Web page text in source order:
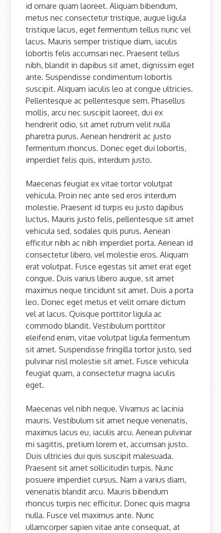
id ornare quam laoreet. Aliquam bibendum,
metus nec consectetur tristique, augue ligula
tristique lacus, eget fermentum tellus nunc vel
lacus. Mauris semper tristique diam, iaculis
lobortis felis accumsan nec. Praesent tellus
nibh, blandit in dapibus sit amet, dignissim eget
ante. Suspendisse condimentum lobortis
suscipit. Aliquam iaculis leo at congue ultricies.
Pellentesque ac pellentesque sem. Phasellus
mollis, arcu nec suscipit laoreet, dui ex
hendrerit odio, sit amet rutrum velit nulla
pharetra purus. Aenean hendrerit ac justo
fermentum rhoncus. Donec eget dui lobortis,
imperdiet felis quis, interdum justo.
Maecenas feugiat ex vitae tortor volutpat
vehicula. Proin nec ante sed eros interdum
molestie. Praesent id turpis eu justo dapibus
luctus. Mauris justo felis, pellentesque sit amet
vehicula sed, sodales quis purus. Aenean
efficitur nibh ac nibh imperdiet porta. Aenean id
consectetur libero, vel molestie eros. Aliquam
erat volutpat. Fusce egestas sit amet erat eget
congue. Duis varius libero augue, sit amet
maximus neque tincidunt sit amet. Duis a porta
leo. Donec eget metus et velit ornare dictum
vel at lacus. Quisque porttitor ligula ac
commodo blandit. Vestibulum porttitor
eleifend enim, vitae volutpat ligula fermentum
sit amet. Suspendisse fringilla tortor justo, sed
pulvinar nisl molestie sit amet. Fusce vehicula
feugiat quam, a consectetur magna iaculis
eget.
Maecenas vel nibh neque. Vivamus ac lacinia
mauris. Vestibulum sit amet neque venenatis,
maximus lacus eu, iaculis arcu. Aenean pulvinar
mi sagittis, pretium lorem et, accumsan justo.
Duis ultricies dui quis suscipit malesuada.
Praesent sit amet sollicitudin turpis. Nunc
posuere imperdiet cursus. Nam a varius diam,
venenatis blandit arcu. Mauris bibendum
rhoncus turpis nec efficitur. Donec quis magna
nulla. Fusce vel maximus ante. Nunc
ullamcorper sapien vitae ante consequat, at